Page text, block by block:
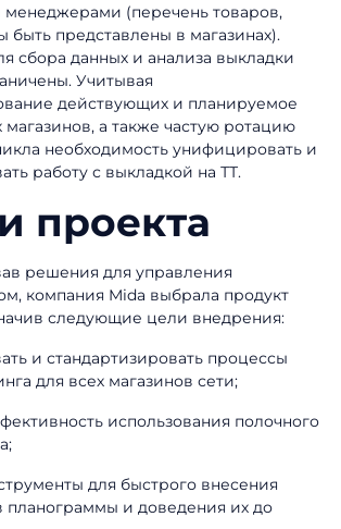
(перечень товаров,
быть представлены в магазинах).
сбора данных и анализа выкладки
Учитывая
действующих и планируемое
а также частую ротацию
необходимость унифицировать и
работу с выкладкой на ТТ.
проекта
решения для управления
компания Mida выбрала продукт
следующие цели внедрения:
и стандартизировать процессы
для всех магазинов сети;
использования полочного
для быстрого внесения
планограммы и доведения их до